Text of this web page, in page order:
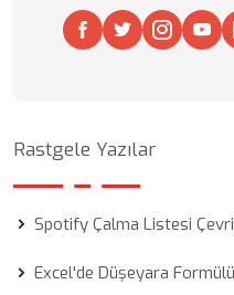
Rastgele Yazılar
Spotify Çalma Listesi
Excel'de Düşeyara